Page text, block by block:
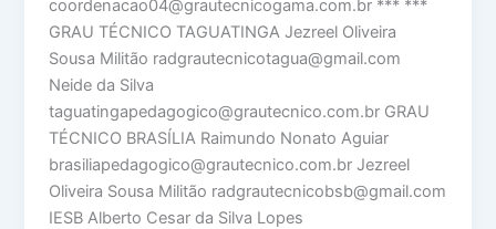
coordenacao04@grautecnicogama.com.br *** ***
GRAU TÉCNICO TAGUATINGA Jezreel Oliveira
Sousa Militão radgrautecnicotagua@gmail.com
Neide da Silva
taguatingapedagogico@grautecnico.com.br GRAU
TÉCNICO BRASÍLIA Raimundo Nonato Aguiar
brasiliapedagogico@grautecnico.com.br Jezreel
Oliveira Sousa Militão radgrautecnicobsb@gmail.com
IESB Alberto Cesar da Silva Lopes